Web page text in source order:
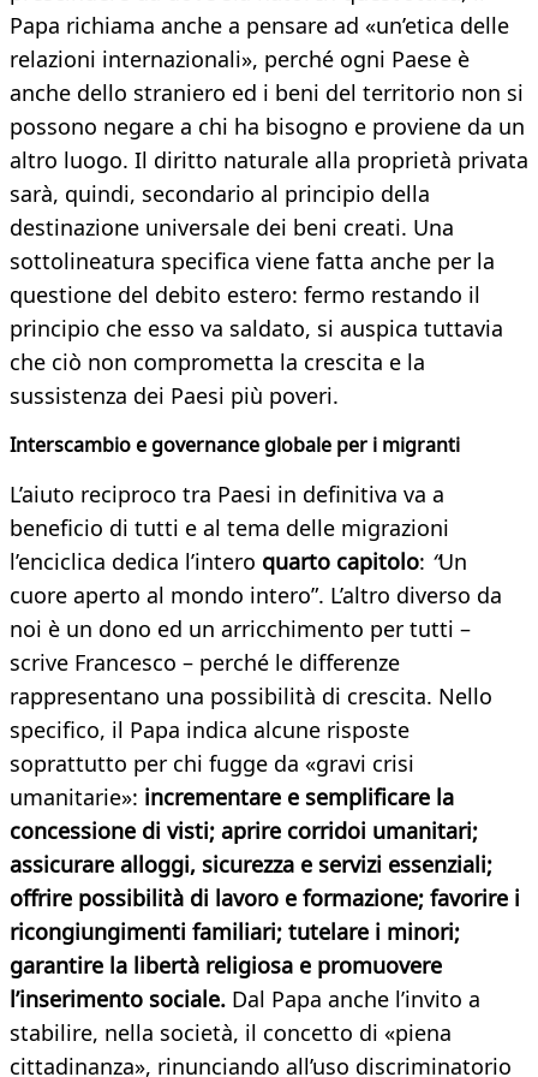
Papa richiama anche a pensare ad «un’etica delle
relazioni internazionali», perché ogni Paese è
anche dello straniero ed i beni del territorio non si
possono negare a chi ha bisogno e proviene da un
altro luogo. Il diritto naturale alla proprietà privata
sarà, quindi, secondario al principio della
destinazione universale dei beni creati. Una
sottolineatura specifica viene fatta anche per la
questione del debito estero: fermo restando il
principio che esso va saldato, si auspica tuttavia
che ciò non comprometta la crescita e la
sussistenza dei Paesi più poveri.
Interscambio e governance globale per i migranti
L’aiuto reciproco tra Paesi in definitiva va a
beneficio di tutti e al tema delle migrazioni
l’enciclica dedica l’intero quarto capitolo: “Un
cuore aperto al mondo intero”. L’altro diverso da
noi è un dono ed un arricchimento per tutti –
scrive Francesco – perché le differenze
rappresentano una possibilità di crescita. Nello
specifico, il Papa indica alcune risposte
soprattutto per chi fugge da «gravi crisi
umanitarie»: incrementare e semplificare la
concessione di visti; aprire corridoi umanitari;
assicurare alloggi, sicurezza e servizi essenziali;
offrire possibilità di lavoro e formazione; favorire i
ricongiungimenti familiari; tutelare i minori;
garantire la libertà religiosa e promuovere
l’inserimento sociale. Dal Papa anche l’invito a
stabilire, nella società, il concetto di «piena
cittadinanza», rinunciando all’uso discriminatorio